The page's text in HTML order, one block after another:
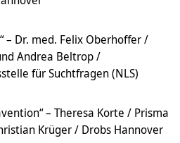
– Dr. med. Felix Oberhoffer /
Andrea Beltrop /
für Suchtfragen (NLS)
– Theresa Korte / Prisma
Krüger / Drobs Hannover